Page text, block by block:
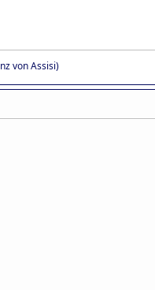
von Assisi)